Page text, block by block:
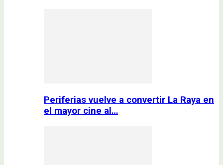
Periferias vuelve a convertir La Raya en
el mayor cine al…